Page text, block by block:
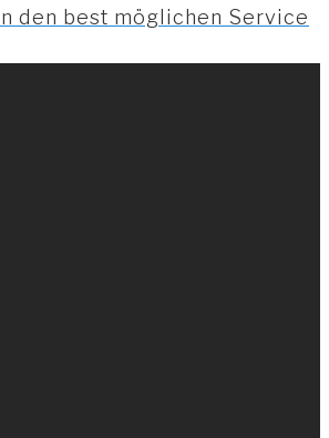
den best möglichen Service